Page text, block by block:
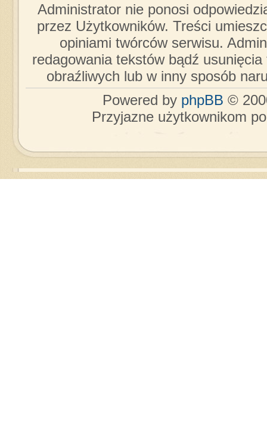
Administrator nie ponosi
przez Użytkowników. Treści
opiniami twórców serwisu.
redagowania tekstów bądź
obraźliwych lub w inny sposób
Powered by phpBB ©
Przyjazne użytkownikom